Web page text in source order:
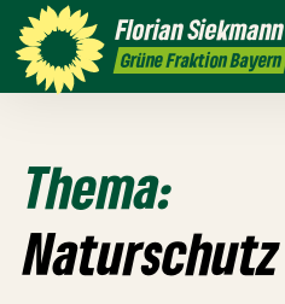
FlorianSiekmann
Grüne Fraktion Bayern
Presse Kontakt
mich
Thema:
Naturschutz